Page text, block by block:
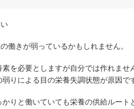
働きが弱っているかもしれません。
を必要としますが自分では作れませ
りによる目の栄養失調状態が原因で
りと働いていても栄養の供給ルート